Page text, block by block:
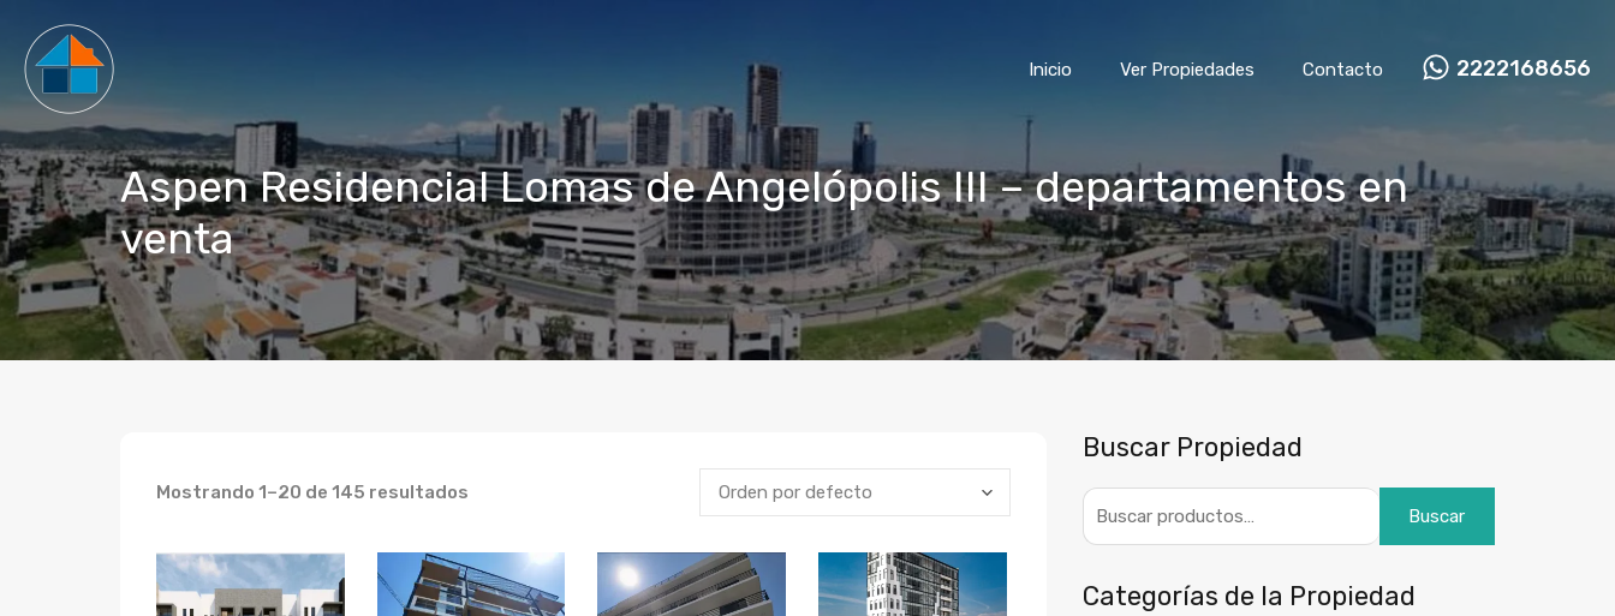
Inicio Ver Propiedades Contacto 2222168656
Aspen Residencial Lomas de Angelópolis III – departamentos en
venta
Mostrando 1–20 de 145 resultados
Buscar Propiedad
Buscar
Categorías de la Propiedad